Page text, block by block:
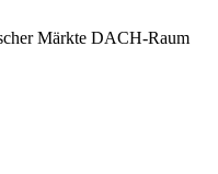
Märkte DACH-Raum